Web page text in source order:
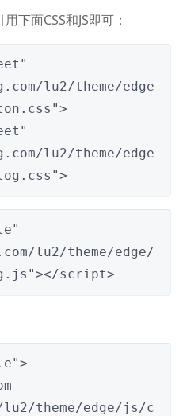
下面CSS和JS即可：
lu2/theme/edge
lu2/theme/edge
lu2/theme/edge/
script>
theme/edge/js/c